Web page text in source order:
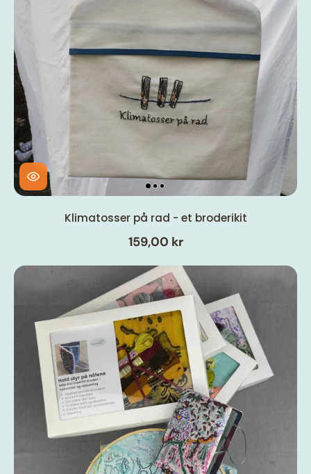
Klimatosser på rad - et broderikit
159,00 kr